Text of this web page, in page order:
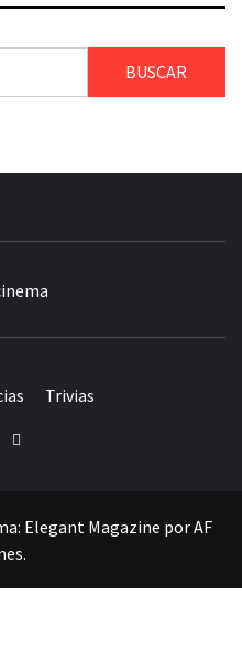
Trivias
Facebook
Elegant Magazine porAF
.